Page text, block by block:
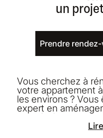
un
Prendre
Vous cherchez à
votre appartement
les environs ?
expert en
aider à réaliser vos
professionnels de